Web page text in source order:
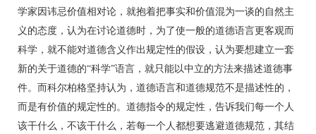
学家因讳忌价值相对论，就抱着把事实和价值混为一谈的自然主
义的态度，认为在讨论道德时，为了使一般的道德语言更客观而
科学，就不能对道德含义作出规定性的假设，认为要想建立一套
新的关于道德的“科学”语言，就只能以中立的方法来描述道德事
件。而科尔柏格坚持认为，道德语言和道德规范不是描述性的，
而是有价值的规定性的。道德指令的规定性，告诉我们每一个人
该干什么，不该干什么，若每一个人都想要逃避道德规范，其结